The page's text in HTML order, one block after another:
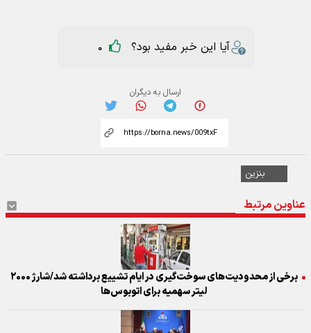
آیا این خبر مفید بود؟ 0
ارسال به دیگران
بنزین
عناوین مرتبط
برخی از محدودیت‌های سوخت‌گیری در ایام تشییع برداشته شد/شارژ ۲۰۰۰
لیتر سهمیه برای اتوبوس‌ها